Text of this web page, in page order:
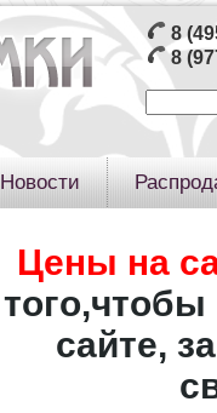
8
8
Новости
Цены на
того,чтобы
сайте,